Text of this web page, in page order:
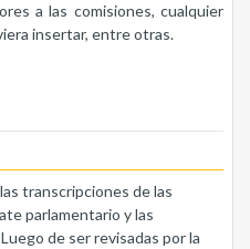
a las comisiones, cualquier
insertar, entre otras.
transcripciones de las
parlamentario y las
de ser revisadas por la